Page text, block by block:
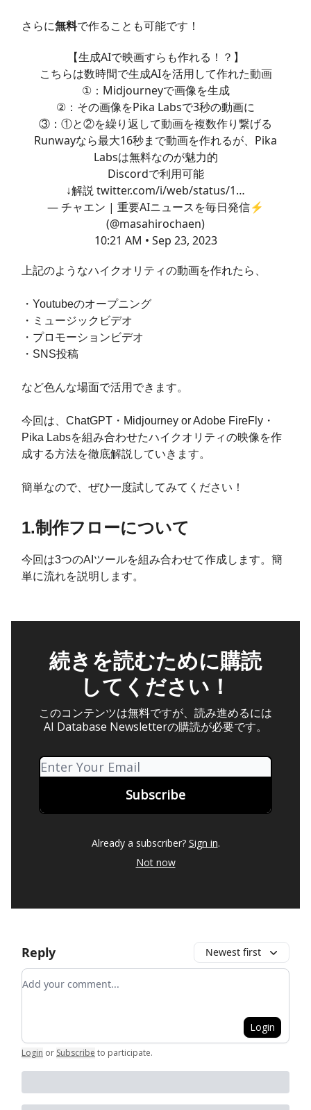
さらに無料で作ることも可能です！
【生成AIで映画すらも作れる！？】
こちらは数時間で生成AIを活用して作れた動画
①：Midjourneyで画像を生成
②：その画像をPika Labsで3秒の動画に
③：①と②を繰り返して動画を複数作り繋げる
Runwayなら最大16秒まで動画を作れるが、Pika
Labsは無料なのが魅力的
Discordで利用可能
↓解説twitter.com/i/web/status/1…
— チャエン | 重要AIニュースを毎日発信⚡️
(@masahirochaen)
10:21 AM • Sep 23, 2023
上記のようなハイクオリティの動画を作れたら、
・Youtubeのオープニング
・ミュージックビデオ
・プロモーションビデオ
・SNS投稿
など色んな場面で活用できます。
今回は、ChatGPT・Midjourney or Adobe FireFly・
Pika Labsを組み合わせたハイクオリティの映像を作
成する方法を徹底解説していきます。
簡単なので、ぜひ一度試してみてください！
1.制作フローについて
今回は3つのAIツールを組み合わせて作成します。簡
単に流れを説明します。
続きを読むために購読
してください！
このコンテンツは無料ですが、読み進めるには
AI Database Newsletterの購読が必要です。
Already a subscriber? Sign in.
Not now
Reply Newest first
Add your comment
Login
Login or Subscribe to participate.